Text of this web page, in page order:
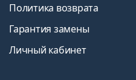
Политика возврата
Гарантия замены
Личный кабинет